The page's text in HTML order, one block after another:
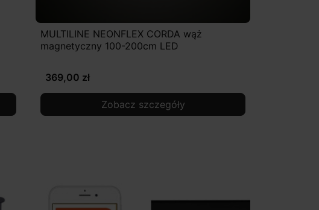
MULTILINE NEONFLEX CORDA wąż
magnetyczny 100-200cm LED
369,00 zł
Zobacz szczegóły